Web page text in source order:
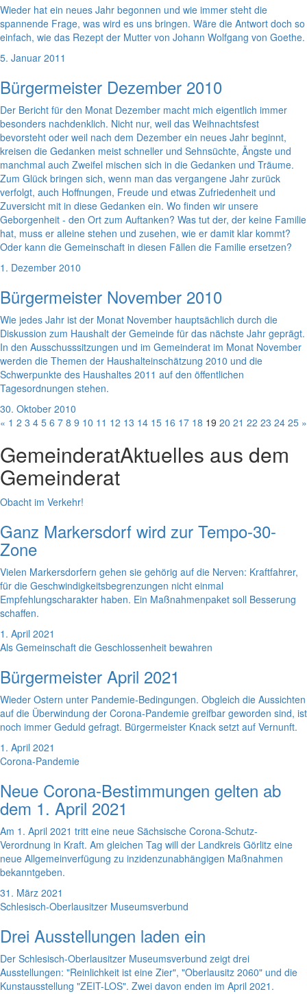
Wieder hat ein neues Jahr begonnen und wie immer steht die
spannende Frage, was wird es uns bringen. Wäre die Antwort doch so
einfach, wie das Rezept der Mutter von Johann Wolfgang von Goethe.
5. Januar 2011
Bürgermeister Dezember 2010
Der Bericht für den Monat Dezember macht mich eigentlich immer
besonders nachdenklich. Nicht nur, weil das Weihnachtsfest
bevorsteht oder weil nach dem Dezember ein neues Jahr beginnt,
kreisen die Gedanken meist schneller und Sehnsüchte, Ängste und
manchmal auch Zweifel mischen sich in die Gedanken und Träume.
Zum Glück bringen sich, wenn man das vergangene Jahr zurück
verfolgt, auch Hoffnungen, Freude und etwas Zufriedenheit und
Zuversicht mit in diese Gedanken ein. Wo finden wir unsere
Geborgenheit - den Ort zum Auftanken? Was tut der, der keine Familie
hat, muss er alleine stehen und zusehen, wie er damit klar kommt?
Oder kann die Gemeinschaft in diesen Fällen die Familie ersetzen?
1. Dezember 2010
Bürgermeister November 2010
Wie jedes Jahr ist der Monat November hauptsächlich durch die
Diskussion zum Haushalt der Gemeinde für das nächste Jahr geprägt.
In den Ausschusssitzungen und im Gemeinderat im Monat November
werden die Themen der Haushalteinschätzung 2010 und die
Schwerpunkte des Haushaltes 2011 auf den öffentlichen
Tagesordnungen stehen.
30. Oktober 2010
« 1 2 3 4 5 6 7 8 9 10 11 12 13 14 15 16 17 18 19 20 21 22 23 24 25 »
GemeinderatAktuelles aus dem
Gemeinderat
Obacht im Verkehr!
Ganz Markersdorf wird zur Tempo-30-
Zone
Vielen Markersdorfern gehen sie gehörig auf die Nerven: Kraftfahrer,
für die Geschwindigkeitsbegrenzungen nicht einmal
Empfehlungscharakter haben. Ein Maßnahmenpaket soll Besserung
schaffen.
1. April 2021
Als Gemeinschaft die Geschlossenheit bewahren
Bürgermeister April 2021
Wieder Ostern unter Pandemie-Bedingungen. Obgleich die Aussichten
auf die Überwindung der Corona-Pandemie greifbar geworden sind, ist
noch immer Geduld gefragt. Bürgermeister Knack setzt auf Vernunft.
1. April 2021
Corona-Pandemie
Neue Corona-Bestimmungen gelten ab
dem 1. April 2021
Am 1. April 2021 tritt eine neue Sächsische Corona-Schutz-
Verordnung in Kraft. Am gleichen Tag will der Landkreis Görlitz eine
neue Allgemeinverfügung zu inzidenzunabhängigen Maßnahmen
bekanntgeben.
31. März 2021
Schlesisch-Oberlausitzer Museumsverbund
Drei Ausstellungen laden ein
Der Schlesisch-Oberlausitzer Museumsverbund zeigt drei
Ausstellungen: "Reinlichkeit ist eine Zier", "Oberlausitz 2060" und die
Kunstausstellung "ZEIT-LOS". Zwei davon enden im April 2021.